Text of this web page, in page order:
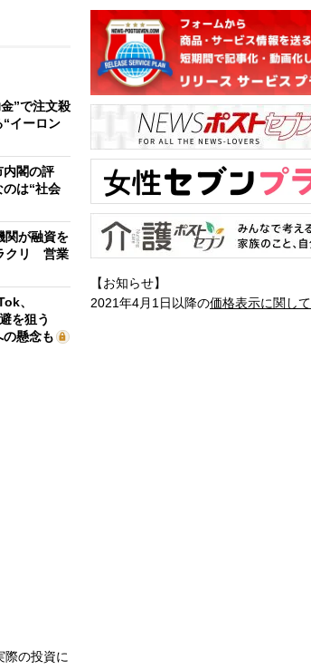
”で注文殺
イーロン
内閣の評
は“社会
関が融資を
クリ 営業
、
を狙う
懸念も
際の投資に
【お知らせ】
2021年4月1日以降の価格表示に関して